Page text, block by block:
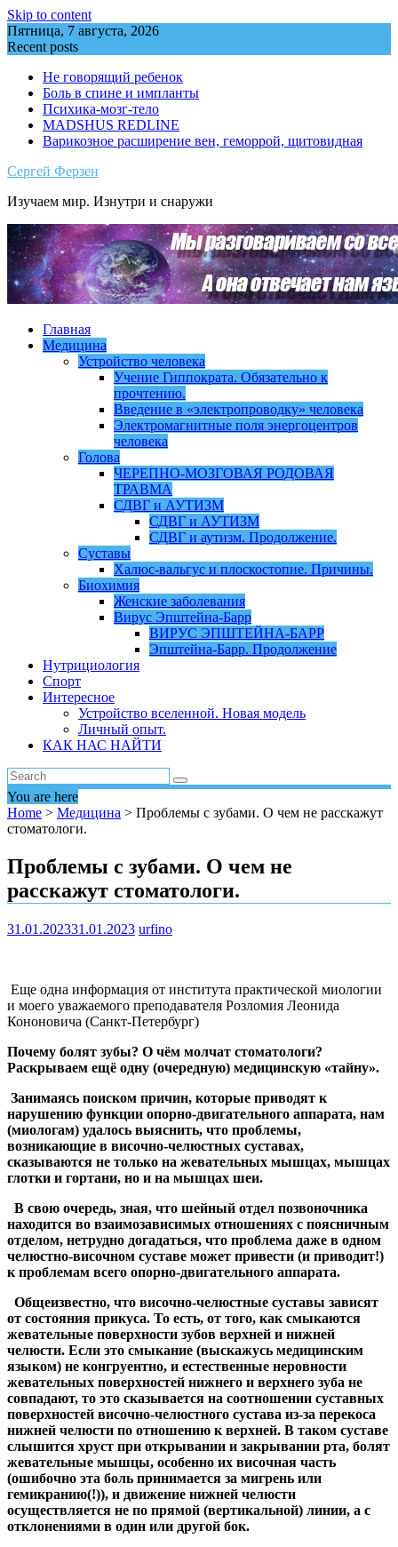
Skip to content
Пятница, 7 августа, 2026
Recent posts
Не говорящий ребенок
Боль в спине и импланты
Психика-мозг-тело
MADSHUS REDLINE
Варикозное расширение вен, геморрой, щитовидная
Сергей Ферзен
Изучаем мир. Изнутри и снаружи
Главная
Медицина
Устройство человека
Учение Гиппократа. Обязательно к
прочтению.
Введение в «электропроводку» человека
Электромагнитные поля энергоцентров
человека
Голова
ЧЕРЕПНО-МОЗГОВАЯ РОДОВАЯ
ТРАВМА
СДВГ и АУТИЗМ
СДВГ и АУТИЗМ
СДВГ и аутизм. Продолжение.
Суставы
Халюс-вальгус и плоскостопие. Причины.
Биохимия
Женские заболевания
Вирус Эпштейна-Барр
ВИРУС ЭПШТЕЙНА-БАРР
Эпштейна-Барр. Продолжение
Нутрициология
Спорт
Интересное
Устройство вселенной. Новая модель
Личный опыт.
КАК НАС НАЙТИ
You are here
Home > Медицина > Проблемы с зубами. О чем не расскажут
стоматологи.
Проблемы с зубами. О чем не
расскажут стоматологи.
31.01.202331.01.2023 urfino
Еще одна информация от института практической миологии
и моего уважаемого преподавателя Розломия Леонида
Кононовича (Санкт-Петербург)
Почему болят зубы? О чём молчат стоматологи?
Раскрываем ещё одну (очередную) медицинскую «тайну».
Занимаясь поиском причин, которые приводят к
нарушению функции опорно-двигательного аппарата, нам
(миологам) удалось выяснить, что проблемы,
возникающие в височно-челюстных суставах,
сказываются не только на жевательных мышцах, мышцах
глотки и гортани, но и на мышцах шеи.
В свою очередь, зная, что шейный отдел позвоночника
находится во взаимозависимых отношениях с поясничным
отделом, нетрудно догадаться, что проблема даже в одном
челюстно-височном суставе может привести (и приводит!)
к проблемам всего опорно-двигательного аппарата.
Общеизвестно, что височно-челюстные суставы зависят
от состояния прикуса. То есть, от того, как смыкаются
жевательные поверхности зубов верхней и нижней
челюсти. Если это смыкание (выскажусь медицинским
языком) не конгруентно, и естественные неровности
жевательных поверхностей нижнего и верхнего зуба не
совпадают, то это сказывается на соотношении суставных
поверхностей височно-челюстного сустава из-за перекоса
нижней челюсти по отношению к верхней. В таком суставе
слышится хруст при открывании и закрывании рта, болят
жевательные мышцы, особенно их височная часть
(ошибочно эта боль принимается за мигрень или
гемикранию(!)), и движение нижней челюсти
осуществляется не по прямой (вертикальной) линии, а с
отклонениями в один или другой бок.